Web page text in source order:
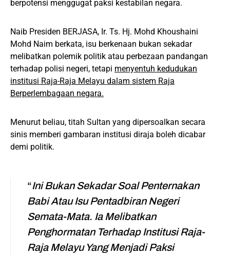
berpotensi menggugat paksi kestabilan negara.
Naib Presiden BERJASA, Ir. Ts. Hj. Mohd Khoushaini
Mohd Naim berkata, isu berkenaan bukan sekadar
melibatkan polemik politik atau perbezaan pandangan
terhadap polisi negeri, tetapi menyentuh kedudukan
institusi Raja-Raja Melayu dalam sistem Raja
Berperlembagaan negara.
Menurut beliau, titah Sultan yang dipersoalkan secara
sinis memberi gambaran institusi diraja boleh dicabar
demi politik.
“Ini Bukan Sekadar Soal Penternakan
Babi Atau Isu Pentadbiran Negeri
Semata-Mata. Ia Melibatkan
Penghormatan Terhadap Institusi Raja-
Raja Melayu Yang Menjadi Paksi